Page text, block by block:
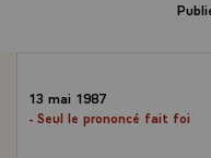
13 mai 1987
- Seul le prononcé fait foi